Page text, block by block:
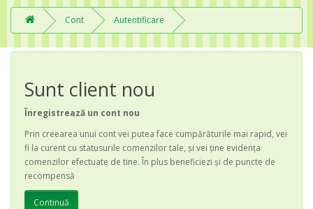
Cont Autentificare
Sunt client nou
Înregistrează un cont nou
Prin creearea unui cont vei putea face cumpărăturile mai rapid, vei
fi la curent cu statusurile comenzilor tale, şi vei ţine evidenţa
comenzilor efectuate de tine. În plus beneficiezi şi de puncte de
recompensă
Continuă